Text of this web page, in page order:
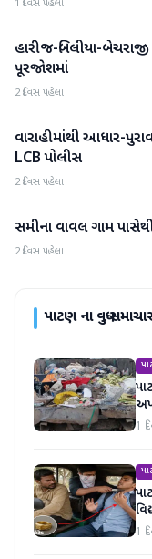
1 દિવસ પહેલા
પાટણ
હારીજ-બિલીયા-બેચરાજી
પૂરજોશમાં
2 દિવસ પહેલા
પાટણ
વારાહીમાંથી આધાર-
LCB પોલીસ
2 દિવસ પહેલા
પાટણ
સમીના વાવલ ગામ
2 દિવસ પહેલા
પાટણના વધુ
1
1